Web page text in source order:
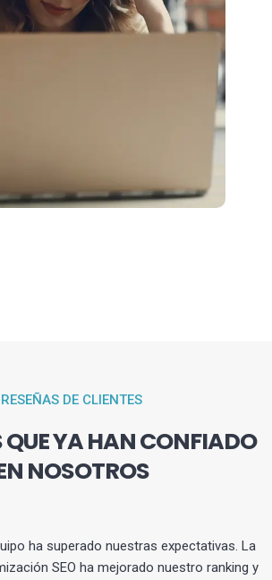
RESEÑAS DE CLIENTES
QUE YA HAN CONFIADO
NOSOTROS
ha superado nuestras expectativas. La
SEO ha mejorado nuestro ranking y